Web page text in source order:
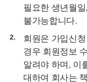
필요한 생년월일
불가능합니다.
2.
회원은 가입신
경우 회원정보
알려야 하며, 이
대하여 회사는